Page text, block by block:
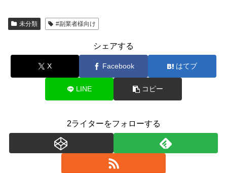
未分類 #副業者様向け
シェアする
X Facebook はてブ
LINE コピー
2ライターをフォローする